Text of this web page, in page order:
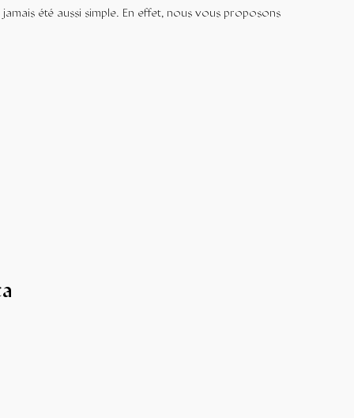
jamais été aussi simple. En effet, nous vous proposons